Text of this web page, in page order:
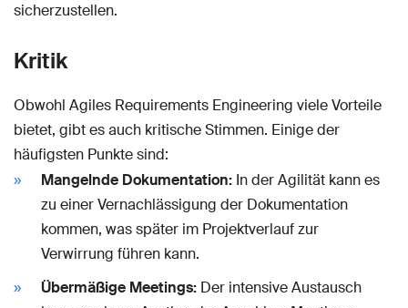
sicherzustellen.
Kritik
Obwohl Agiles Requirements Engineering viele Vorteile
bietet, gibt es auch kritische Stimmen. Einige der
häufigsten Punkte sind:
Mangelnde Dokumentation: In der Agilität kann es
zu einer Vernachlässigung der Dokumentation
kommen, was später im Projektverlauf zur
Verwirrung führen kann.
Übermäßige Meetings: Der intensive Austausch